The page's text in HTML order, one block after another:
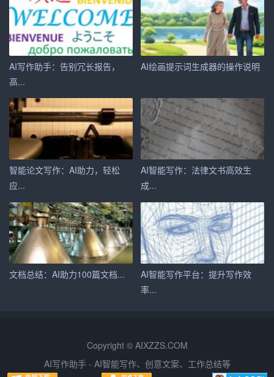
如何选择合适的AI写作助手
市面上有许多不同的AI写作助手，如何选择一个适合自己
的呢？
1. 功能需求：首先明确你需要的功能，比如文本生成、语
法修正、同义词建议等。
2. 易用性：选择界面友好、操作简单的工具，这样可以更
快地上手和使用。
3. 准确性：选择那些有良好用户评价和较高准确率的AI写
4. 更新频率：AI技术在快速发展，选择那些定期更新、跟
进最新技术的人工智能工具更为理想。
结语
尽管AI写作助手带来了许多便利，但它也应该被视为一个
创造性思维的写作任务时，人类作者仍然是无可替代的。
不过，对于那些希望提高写作效率、提升写作质量的现代
AI写作助手：告别冗长报告，
高...
AI绘画提示词生成器的操作说明
智能论文写作：AI助力，轻松
应...
AI智能写作：法律文书高效生
成...
文档总结：AI助力100篇文档...
AI智能写作平台：提升写作效
率...
Copyright © AIXZZS.COM
AI写作助手 - AI智能写作、创意文案、工作总结等